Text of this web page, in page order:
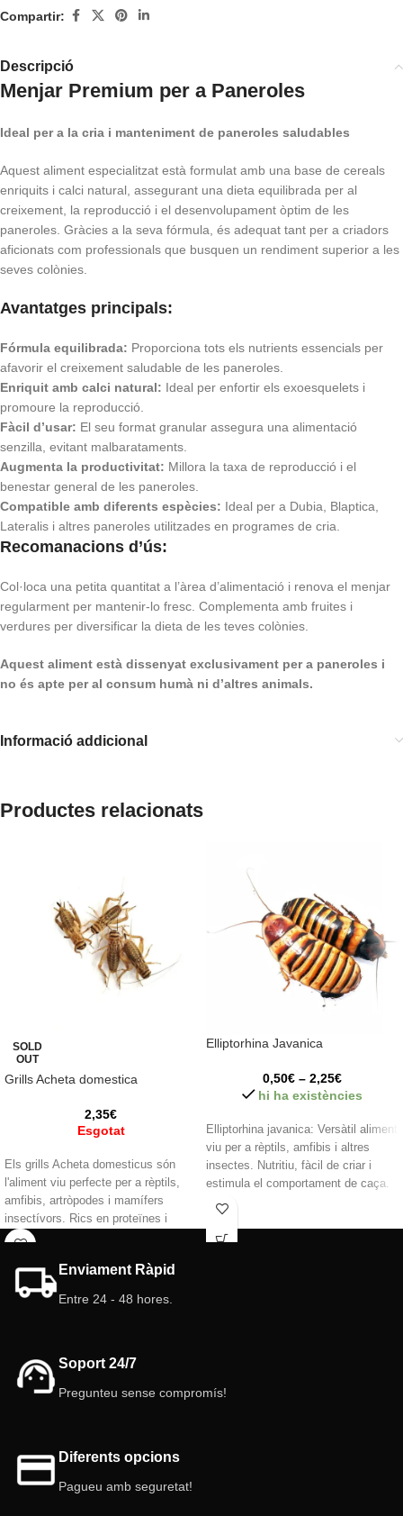
Compartir:
Descripció
Menjar Premium per a Paneroles
Ideal per a la cria i manteniment de paneroles saludables
Aquest aliment especialitzat està formulat amb una base de cereals
enriquits i calci natural, assegurant una dieta equilibrada per al
creixement, la reproducció i el desenvolupament òptim de les
paneroles. Gràcies a la seva fórmula, és adequat tant per a criadors
aficionats com professionals que busquen un rendiment superior a les
seves colònies.
Avantatges principals:
Fórmula equilibrada: Proporciona tots els nutrients essencials per
afavorir el creixement saludable de les paneroles.
Enriquit amb calci natural: Ideal per enfortir els exoesquelets i
promoure la reproducció.
Fàcil d’usar: El seu format granular assegura una alimentació
senzilla, evitant malbarataments.
Augmenta la productivitat: Millora la taxa de reproducció i el
benestar general de les paneroles.
Compatible amb diferents espècies: Ideal per a Dubia, Blaptica,
Lateralis i altres paneroles utilitzades en programes de cria.
Recomanacions d’ús:
Col·loca una petita quantitat a l’àrea d’alimentació i renova el menjar
regularment per mantenir-lo fresc. Complementa amb fruites i
verdures per diversificar la dieta de les teves colònies.
Aquest aliment està dissenyat exclusivament per a paneroles i
no és apte per al consum humà ni d’altres animals.
Informació addicional
Productes relacionats
SOLD
OUT
Grills Acheta domestica
2,35€
Esgotat
Els grills Acheta domesticus són
l'aliment viu perfecte per a rèptils,
amfibis, artròpodes i mamífers
insectívors. Rics en proteïnes i
minerals, estimulen l'instint de caça i
Qualitat garantida!
Elliptorhina Javanica
0,50€ – 2,25€
hi ha existències
Elliptorhina javanica: Versàtil aliment
viu per a rèptils, amfibis i altres
insectes. Nutritiu, fàcil de criar i
estimula el comportament de caça.
Enviament Ràpid
Entre 24 - 48 hores.
Soport 24/7
Pregunteu sense compromís!
Diferents opcions
Pagueu amb seguretat!